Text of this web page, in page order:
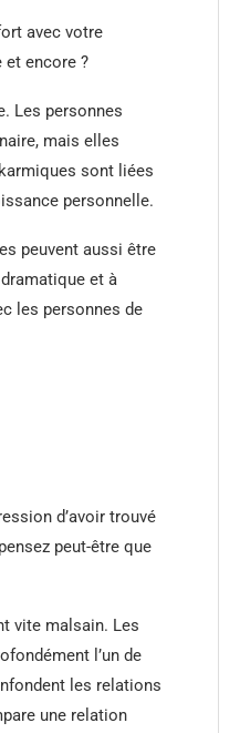
avec votre
et encore ?
Les personnes
mais elles
sont liées
personnelle.
peuvent aussi être
et à
les personnes de
d’avoir trouvé
peut-être que
vite malsain. Les
l’un de
les relations
une relation